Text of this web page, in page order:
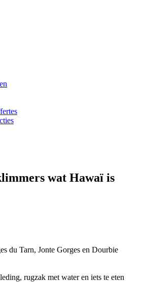
wat Hawaï is
du Tarn, Jonte Gorges en Dourbie
rugzak met water en iets te eten